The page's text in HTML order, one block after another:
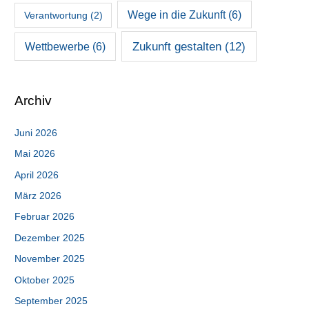
Verantwortung (2) Wege in die Zukunft(6)
Wettbewerbe (6) Zukunft gestalten (12)
Archiv
Juni 2026
Mai 2026
April 2026
März 2026
Februar 2026
Dezember 2025
November 2025
Oktober 2025
September 2025